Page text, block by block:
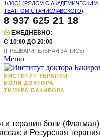
1/30С1 (РЯДОМ С АКАДЕМИЧЕСКИМ
ТЕАТРОМ СТАНИСЛАВСКОГО)
8 937 625 21 18
🕒ЕЖЕДНЕВНО:
С 10:00 ДО 20:00
(ПРЕДВАРИТЕЛЬНАЯ ЗАПИСЬ)
Меню
ИНСТИТУТ ТЕРАПИИ
БОЛИ ДОКТОРА
ТИМУРА БАКИРОВА
и терапия боли (Флагман)
и Ресурсная терапия